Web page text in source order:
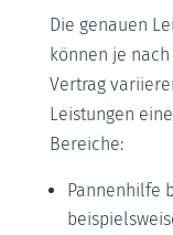
Die genauen
können je
Vertrag
Leistungen
Bereiche:
Pannenhilfe